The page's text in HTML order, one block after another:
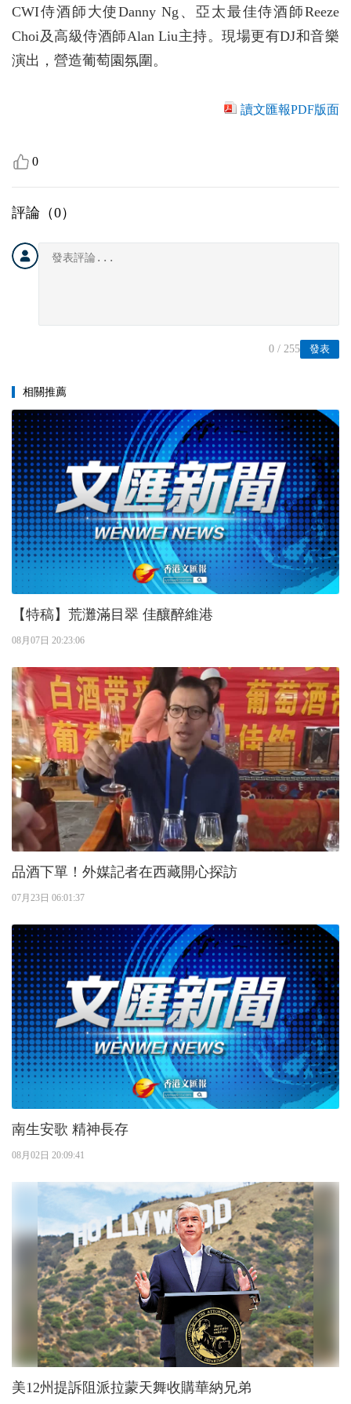
CWI侍酒師大使Danny Ng、亞太最佳侍酒師Reeze
Choi及高級侍酒師Alan Liu主持。現場更有DJ和音樂
演出，營造葡萄園氛圍。
讀文匯報PDF版面
0
評論（0）
發表
0 / 255
相關推薦
【特稿】荒灘滿目翠 佳釀醉維港
08月07日 20:23:06
品酒下單！外媒記者在西藏開心探訪
07月23日 06:01:37
南生安歌 精神長存
08月02日 20:09:41
美12州提訴阻派拉蒙天舞收購華納兄弟